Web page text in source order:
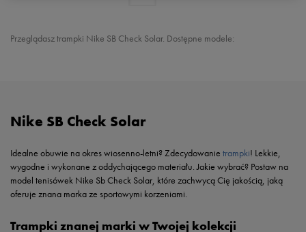
Przeglądasz trampki Nike SB Check Solar. Dostępne modele:
Nike SB Check Solar
Idealne obuwie na okres wiosenno-letni? Zdecydowanie trampki! Lekkie,
wygodne i wykonane z oddychającego materiału. Jakie wybrać? Postaw na
model tenisówek Nike Sb Check Solar, które zachwycą Cię jakością, jaką
oferuje znana marka ze sportowymi korzeniami.
Trampki znanej marki w Twojej kolekcji